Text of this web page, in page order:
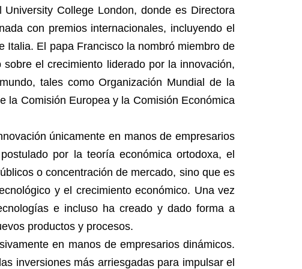
College London, donde es Directora
con premios internacionales, incluyendo el
Italia. El papa Francisco la nombró miembro de
el crecimiento liderado por la innovación,
tales como Organización Mundial de la
la Comisión Europea y la Comisión Económica
únicamente en manos de empresarios
por la teoría económica ortodoxa, el
o concentración de mercado, sino que es
y el crecimiento económico. Una vez
e incluso ha creado y dado forma a
productos y procesos.
en manos de empresarios dinámicos.
inversiones más arriesgadas para impulsar el